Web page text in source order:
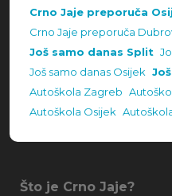
Crno Jaje preporuča
Crno Jaje preporuča
Još samo danas Split
Još samo danas Osijek
Autoškola Zagreb
Autoškola Osijek
Što je Crno Jaje?